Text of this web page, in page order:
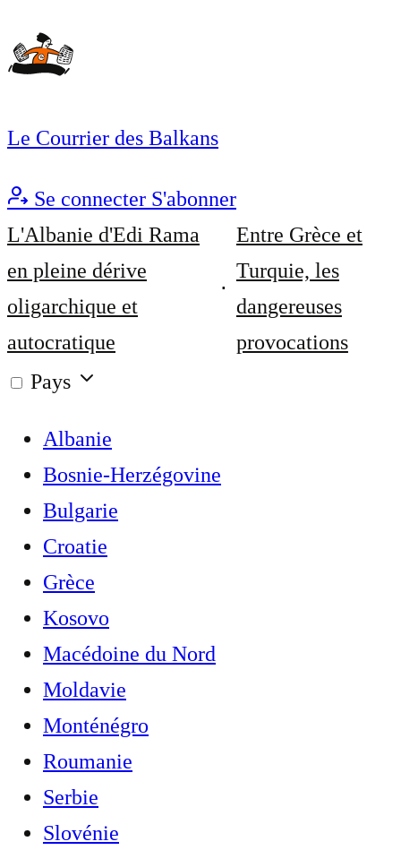
Le Courrier des Balkans
Se connecter S'abonner
L'Albanie d'Edi Rama
en pleine dérive
oligarchique et
autocratique
Entre Grèce et
Turquie, les
dangereuses
provocations
Pays
Albanie
Bosnie-Herzégovine
Bulgarie
Croatie
Grèce
Kosovo
Macédoine du Nord
Moldavie
Monténégro
Roumanie
Serbie
Slovénie